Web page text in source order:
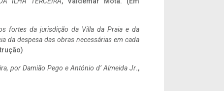
fortes da jurisdição da Villa da Praia e da
da despesa das obras necessárias em cada
por Damião Pego e António d’ Almeida Jr.,